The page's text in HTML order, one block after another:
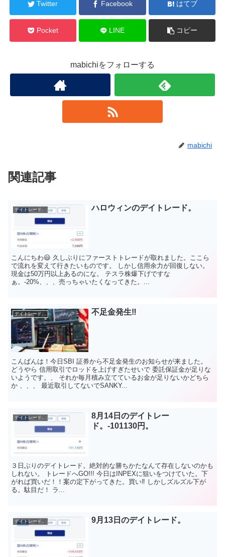
Twitter Facebook はてブ
Pocket LINE コピー
mabichiをフォローする
mabichi
関連記事
デイトレード。 ハロウィンのデイトレード。
こんにちわ😃 久しぶりにファーストトレードが取れました。ここら
で流れを変えて行きたいものです。 しかし信用余力が回復しない。
現金は50万円以上あるのにな。 テスラ株爆下げですな
ぁ。-20%、、、売っちゃいたくなってきた。...
デイトレード。 不足金発生‼️
こんばんは！今日SBI 証券から不足金発生のお知らせが来ました。
どうやら 信用取引でロッドを上げすぎたせいで 委託保証金が足りな
いようです。、 それか毎月積み立てているお金が足りないかどちら
か 、、、 最近取引してないでSANKY...
デイトレード。
8月14日のデイトレー
ド。-101130円。
３日ぶりのデイトレード。絶対的な勝ちかたなんて存在しないのかも
しれない。 トレードへGO!!! 今日はINPEXに狙いをつけていた。下
がれば買いだ！！案の定下がってきた。買い‼️ しかしズルズル下が
る。駄目だ！ ラ...
デイトレード。 9月13日のデイトレード。